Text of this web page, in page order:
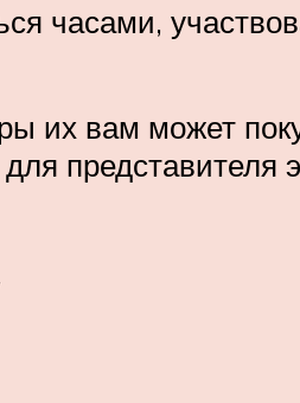
часами,
их вам может
представителя